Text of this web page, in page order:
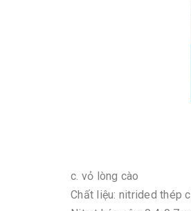
c. vỏ lòng cào
Chất liệu: nitrided thép